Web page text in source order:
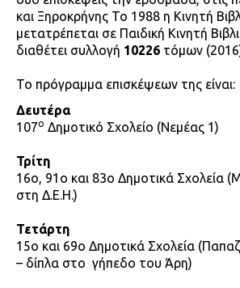
και Ξηροκρήνης Το 1988 η Κινητή
μετατρέπεται σε Παιδική Κινητή
διαθέτει συλλογή 10226 τόμων
Το πρόγραμμα επισκέψεων της είναι:
Δευτέρα
107ο Δημοτικό Σχολείο (Νεμέας 1)
Τρίτη
16ο, 91ο και 83ο Δημοτικά Σχολεία
στη Δ.Ε.Η.)
Τετάρτη
15ο και 69ο Δημοτικά Σχολεία
– δίπλα στο γήπεδο του Άρη)